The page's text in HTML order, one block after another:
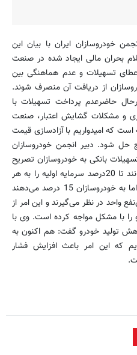
خودروسازان ایران با بیان این
بحران مالی ایجاد شده در صنعت
تسهیلات و عدم هماهنگی بین
از دریافت آن منصرف شوند.
حاضرعدم پرداخت تسهیلات با
و مشکلات گشایش اعتبار، صنعت
که امیدواریم با آزادسازی قیمت
حل شود. دبیر انجمن خودروسازان
تسهیلات بانکی به خودروسازان تصریح
کرد: بانک‌ها بر اساس مصوبه می‌توانند تا 20درصد سرمایه اولیه را به‌ هر
شرکتی به صورت وام پرداخت کنند اما به خودروسازان 15 درصد می‌دهند
واحد در نظر می‌گیرند و این امر از
با مشکل مواجه کرده است. وی با
تولید خودرو گفت: هم اکنون به
که این امر باعث افزایش فشار